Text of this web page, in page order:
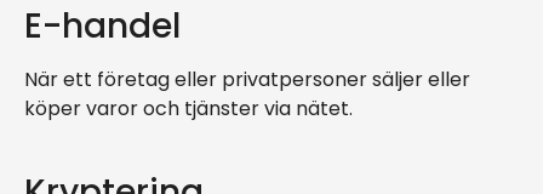
E-handel
När ett företag eller privatpersoner säljer eller
köper varor och tjänster via nätet.